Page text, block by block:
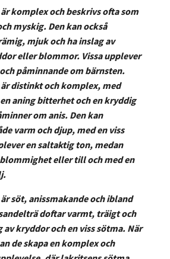
komplex och beskrivs ofta som
myskig. Den kan också
mjuk och ha inslag av
eller blommor. Vissa upplever
påminnande om bärnsten.
distinkt och komplex, med
aning bitterhet och en kryddig
om anis. Den kan
varm och djup, med en viss
en saltaktig ton, medan
eller till och med en
söt, anissmakande och ibland
doftar varmt, träigt och
kryddor och en viss sötma. När
de skapa en komplex och